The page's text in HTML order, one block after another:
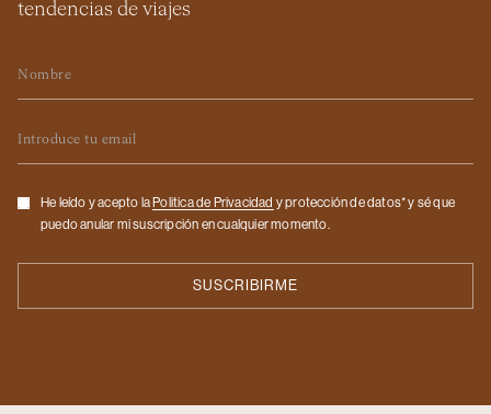
tendencias de viajes
Checkbox
He leído y acepto la Politica de Privacidad y protección de datos* y sé que
puedo anular mi suscripción en cualquier momento.